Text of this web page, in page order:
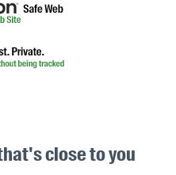
close to you